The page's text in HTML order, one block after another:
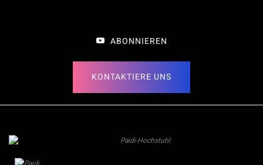
ABONNIEREN
KONTAKTIERE UNS